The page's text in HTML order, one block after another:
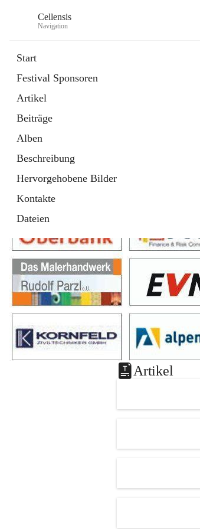
Cellensis
Navigation
Start
Festival Sponsoren
Artikel
Beiträge
Alben
Beschreibung
Hervorgehobene Bilder
Kontakte
Dateien
Festival Sponsoren
Artikel